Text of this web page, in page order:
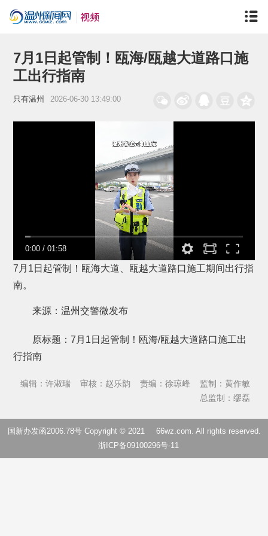
7月1日起管制！瓯海/瓯越大道路口施
工出行指南
只有温州 2026-06-30 13:49:00
0:00 /01:58
7月1日起管制！瓯海大道、瓯越大道路口施工期间出行指
南。
来源：温州交警微发布
原标题：7月1日起管制！瓯海/瓯越大道路口施工出
行指南
编辑：许淑瑞 审核：赵乐韵 责编：徐琼峰
监制：黄作敏
总监制：缪磊
国新办发函2006.78号 Copyright © 2021 66wz.com. All rights reserved.
浙ICP备09100296号-11